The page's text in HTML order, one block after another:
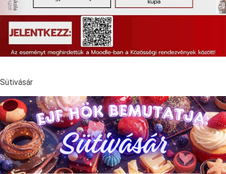
Sütivásár